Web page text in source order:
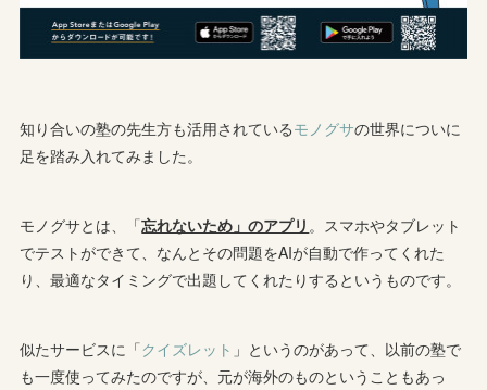
知り合いの塾の先生方も活用されているモノグサの世界についに
足を踏み入れてみました。
モノグサとは、「忘れないため」のアプリ 。スマホやタブレット
でテストができて、なんとその問題をAIが自動で作ってくれた
り、最適なタイミングで出題してくれたりするというものです。
似たサービスに「クイズレット 」というのがあって、以前の塾で
も一度使ってみたのですが、元が海外のものということもあっ